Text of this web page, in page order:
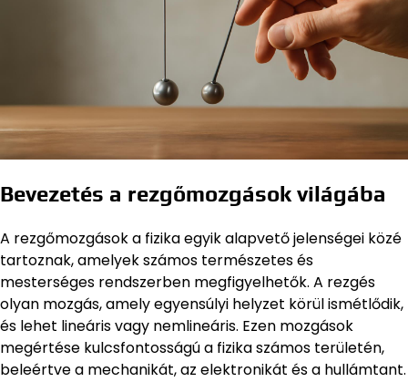
Bevezetés a rezgőmozgások világába
A rezgőmozgások a fizika egyik alapvető jelenségei közé
tartoznak, amelyek számos természetes és
mesterséges rendszerben megfigyelhetők. A rezgés
olyan mozgás, amely egyensúlyi helyzet körül ismétlődik,
és lehet lineáris vagy nemlineáris. Ezen mozgások
megértése kulcsfontosságú a fizika számos területén,
beleértve a mechanikát, az elektronikát és a hullámtant.